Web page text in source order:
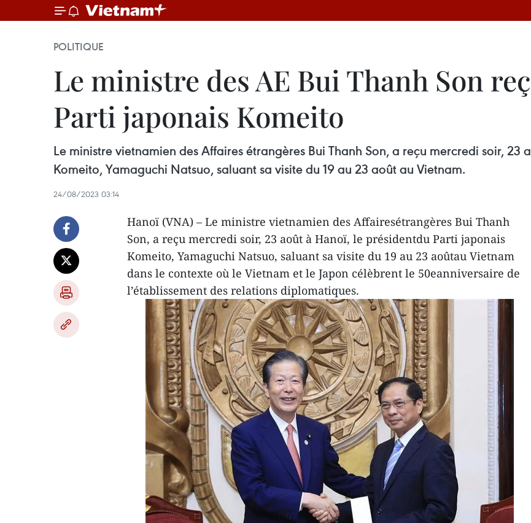
POLITIQUE
Le ministre des AE Bui Thanh Son
Parti japonais Komeito
Le ministre vietnamien des Affaires étrangères Bui Thanh Son, a reçu mercredi soir,
Komeito, Yamaguchi Natsuo, saluant sa visite du 19 au 23 août au Vietnam.
24/08/2023 03:14
Hanoï (VNA) – Le ministre vietnamien des Affairesétrangères Bui Thanh
Son, a reçu mercredi soir, 23 août à Hanoï, le présidentdu Parti japonais
Komeito, Yamaguchi Natsuo, saluant sa visite du 19 au 23 aoûtau Vietnam
dans le contexte où le Vietnam et le Japon célèbrent le 50eanniversaire de
l’établissement des relations diplomatiques.